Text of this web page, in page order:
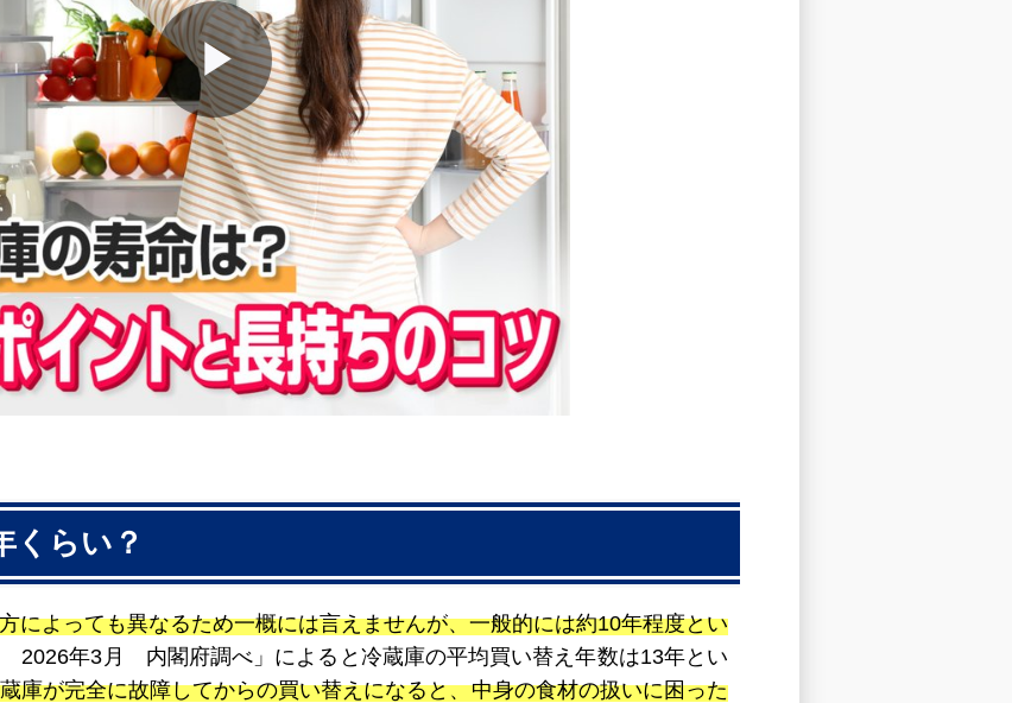
Play
Video
くらい？
によっても異なるため一概には言えませんが、一般的には約10年程度とい
2026年3月 内閣府調べ」によると冷蔵庫の平均買い替え年数は13年とい
庫が完全に故障してからの買い替えになると、中身の食材の扱いに困った